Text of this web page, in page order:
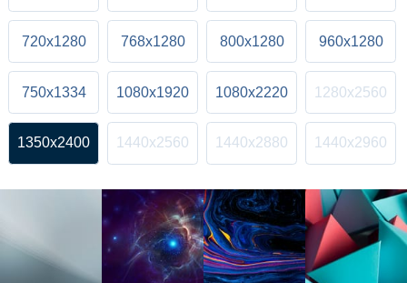
720x1280 768x1280 800x1280 960x1280
750x1334 1080x1920 1080x2220 1280x2560
1350x2400 1440x2560 1440x2880 1440x2960